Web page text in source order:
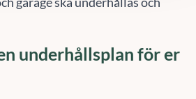
underhållsplan för er